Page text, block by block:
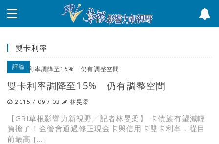
雙卡利率
評論
雙卡利率調降至15% 仍有調整空間
2015 / 09 / 03 林旻柔
【GRi草根影響力新視野╱記者林旻柔】 卡債族有望減輕
負擔了！金管會通過修正現金卡與信用卡雙卡利率，從目
前最高 […]